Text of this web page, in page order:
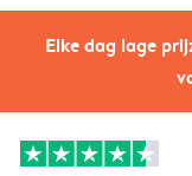
Elke dag lage